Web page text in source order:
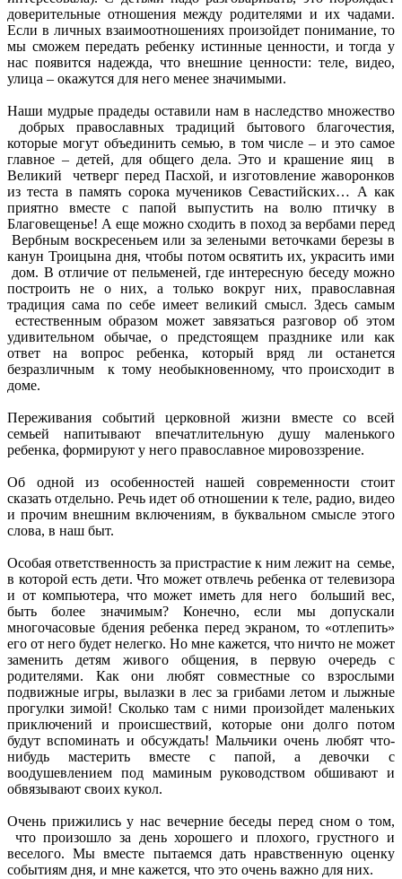
доверительные отношения между родителями и их чадами.
Если в личных взаимоотношениях произойдет понимание, то
мы сможем передать ребенку истинные ценности, и тогда у
нас появится надежда, что внешние ценности: теле, видео,
улица – окажутся для него менее значимыми.
Наши мудрые прадеды оставили нам в наследство множество
добрых православных традиций бытового благочестия,
которые могут объединить семью, в том числе – и это самое
главное – детей, для общего дела. Это и крашение яиц в
Великий четверг перед Пасхой, и изготовление жаворонков
из теста в память сорока мучеников Севастийских… А как
приятно вместе с папой выпустить на волю птичку в
Благовещенье! А еще можно сходить в поход за вербами перед
Вербным воскресеньем или за зелеными веточками березы в
канун Троицына дня, чтобы потом освятить их, украсить ими
дом. В отличие от пельменей, где интересную беседу можно
построить не о них, а только вокруг них, православная
традиция сама по себе имеет великий смысл. Здесь самым
естественным образом может завязаться разговор об этом
удивительном обычае, о предстоящем празднике или как
ответ на вопрос ребенка, который вряд ли останется
безразличным к тому необыкновенному, что происходит в
доме.
Переживания событий церковной жизни вместе со всей
семьей напитывают впечатлительную душу маленького
ребенка, формируют у него православное мировоззрение.
Об одной из особенностей нашей современности стоит
сказать отдельно. Речь идет об отношении к теле, радио, видео
и прочим внешним включениям, в буквальном смысле этого
слова, в наш быт.
Особая ответственность за пристрастие к ним лежит на семье,
в которой есть дети. Что может отвлечь ребенка от телевизора
и от компьютера, что может иметь для него больший вес,
быть более значимым? Конечно, если мы допускали
многочасовые бдения ребенка перед экраном, то «отлепить»
его от него будет нелегко. Но мне кажется, что ничто не может
заменить детям живого общения, в первую очередь с
родителями. Как они любят совместные со взрослыми
подвижные игры, вылазки в лес за грибами летом и лыжные
прогулки зимой! Сколько там с ними произойдет маленьких
приключений и происшествий, которые они долго потом
будут вспоминать и обсуждать! Мальчики очень любят что-
нибудь мастерить вместе с папой, а девочки с
воодушевлением под маминым руководством обшивают и
обвязывают своих кукол.
Очень прижились у нас вечерние беседы перед сном о том,
что произошло за день хорошего и плохого, грустного и
веселого. Мы вместе пытаемся дать нравственную оценку
событиям дня, и мне кажется, что это очень важно для них.